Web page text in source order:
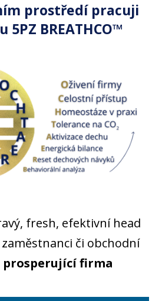
prostředí pracuji
5PZ BREATHCO™
fresh, efektivní head
či obchodní
prosperující firma